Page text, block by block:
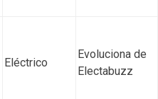
Eléctrico
Evoluciona de
Electabuzz